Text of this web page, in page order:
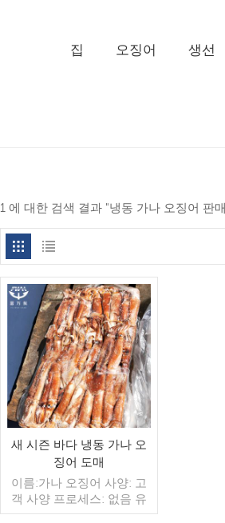
집 오징어 생선
1 에 대한 검색 결과 "냉동 가나 오징어 판
새 시즌 바다 냉동 가나 오
징어 도매
이름:가나 오징어 사양: 고
객 사양 프로세스: 없음 유
약: BQF 40%(맞춤형) 포장: